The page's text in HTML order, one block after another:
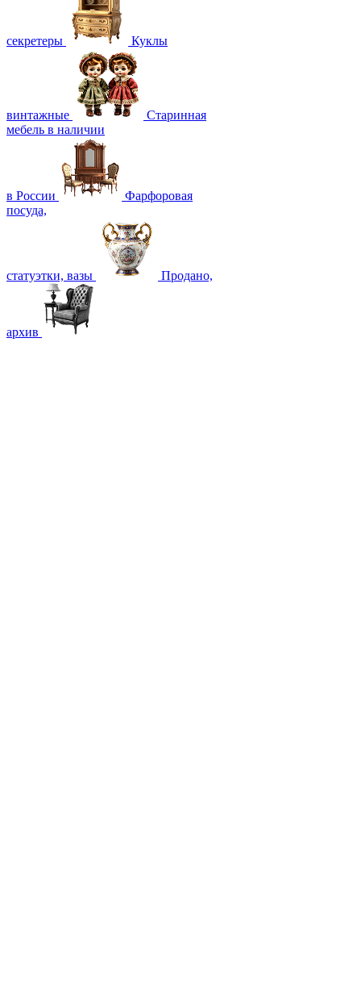
секретеры Куклы
винтажные
Старинная
мебель в наличии
в России
Фарфоровая
посуда,
статуэтки, вазы Продано,
архив